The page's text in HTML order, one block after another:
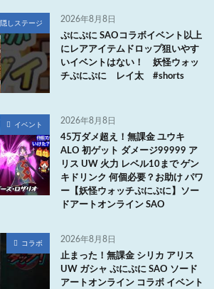
隠しステージ 2026年8月8日
ぷにぷに SAOコラボイベント以上
にレアアイテムドロップ狙いやす
いイベントはない！ 妖怪ウォッ
チぷにぷに レイ太 #shorts
イベント 2026年8月8日
45万ダメ超え！無課金 ユウキ
ALO 初ゲット ダメージ99999 ア
リス UW 火力 レベル10まで ゲン
キドリンク 何個必要？お助け パワ
ー【妖怪ウォッチぷにぷに】ソー
ドアートオンライン SAO
コラボ 2026年8月8日
止まった！無課金 シリカ アリス
UW ガシャ ぷにぷに SAO ソード
アートオンライン コラボ イベント